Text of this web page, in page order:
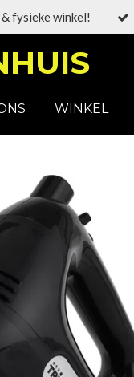
fysieke winkel!
WINKEL